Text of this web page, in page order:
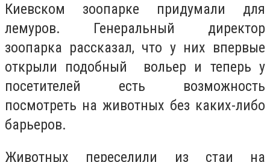
Киевском зоопарке придумали для
лемуров. Генеральный директор
зоопарка рассказал, что у них впервые
открыли подобный вольер и теперь у
посетителей есть возможность
посмотреть на животных без каких-либо
барьеров.
Животных переселили из стаи на